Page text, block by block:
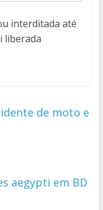
interditada até
liberada
de moto e
aegypti em BD